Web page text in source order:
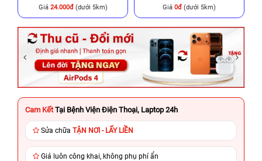
Giá 24.000đ(dưới 5km) Giá 0đ (dưới 5km)
Cam Kết Tại Bệnh Viện Điện Thoại, Laptop 24h
Sửa chữa TẬN NƠI - LẤY LIỀN
Giá luôn công khai, không phụ phí ẩn